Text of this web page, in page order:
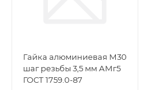
Гайка алюминиевая М30
шаг резьбы 3,5 мм АМг5
ГОСТ 1759.0-87